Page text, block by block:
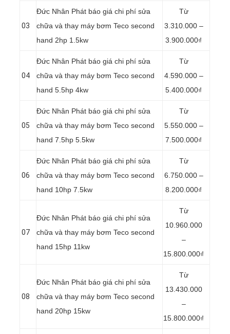
03
Đức Nhân Phát báo giá chi phí sửa
chữa và thay máy bơm Teco second
hand 2hp 1.5kw
Từ
3.310.000 –
3.900.000₫
04
Đức Nhân Phát báo giá chi phí sửa
chữa và thay máy bơm Teco second
hand 5.5hp 4kw
Từ
4.590.000 –
5.400.000₫
05
Đức Nhân Phát báo giá chi phí sửa
chữa và thay máy bơm Teco second
hand 7.5hp 5.5kw
Từ
5.550.000 –
7.500.000₫
06
Đức Nhân Phát báo giá chi phí sửa
chữa và thay máy bơm Teco second
hand 10hp 7.5kw
Từ
6.750.000 –
8.200.000₫
07
Đức Nhân Phát báo giá chi phí sửa
chữa và thay máy bơm Teco second
hand 15hp 11kw
Từ
10.960.000
–
15.800.000₫
08
Đức Nhân Phát báo giá chi phí sửa
chữa và thay máy bơm Teco second
hand 20hp 15kw
Từ
13.430.000
–
15.800.000₫